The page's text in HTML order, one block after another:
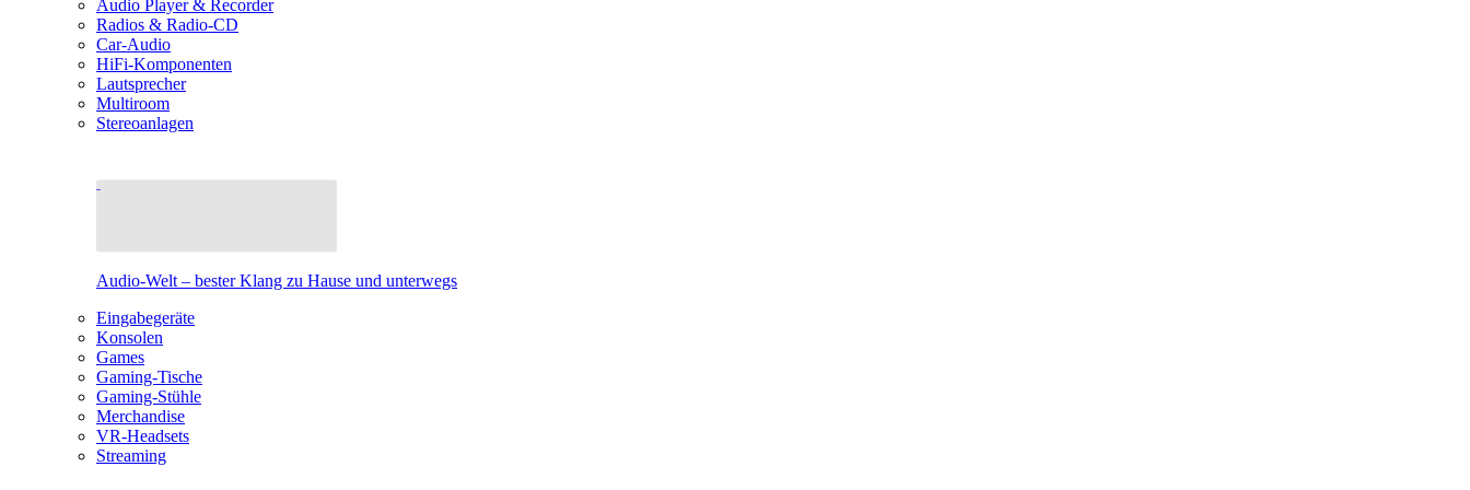
Audio Player & Recorder
Radios & Radio-CD
Car-Audio
HiFi-Komponenten
Lautsprecher
Multiroom
Stereoanlagen
Audio-Welt – bester Klang zu Hause und unterwegs
Eingabegeräte
Konsolen
Games
Gaming-Tische
Gaming-Stühle
Merchandise
VR-Headsets
Streaming